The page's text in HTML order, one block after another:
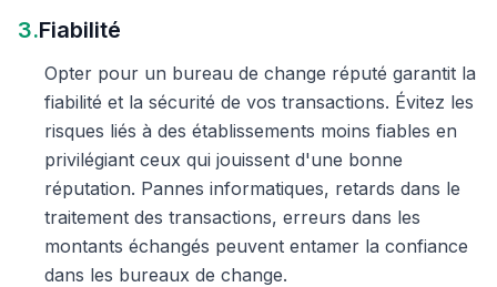
3.Fiabilité
Opter pour un bureau de change réputé garantit la
fiabilité et la sécurité de vos transactions. Évitez les
risques liés à des établissements moins fiables en
privilégiant ceux qui jouissent d'une bonne
réputation. Pannes informatiques, retards dans le
traitement des transactions, erreurs dans les
montants échangés peuvent entamer la confiance
dans les bureaux de change.